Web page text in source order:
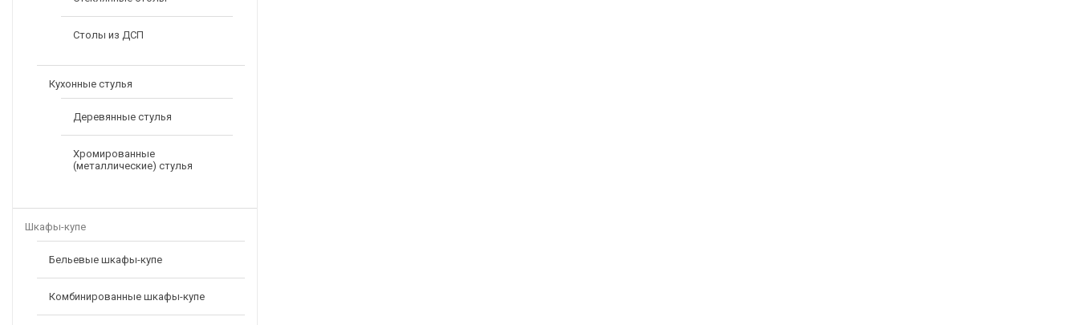
Столы из ДСП
Кухонные стулья
Деревянные стулья
Хромированные
(металлические) стулья
Шкафы-купе
Бельевые шкафы-купе
Комбинированные шкафы-купе